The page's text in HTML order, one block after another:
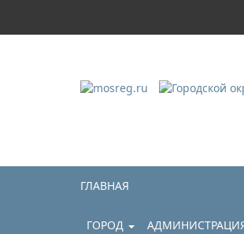
ГЛАВНАЯ
ГОРОД